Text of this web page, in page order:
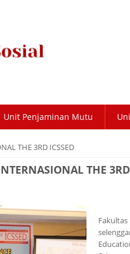
Unit Penjaminan Mutu
THE 3RD ICSSED
THE